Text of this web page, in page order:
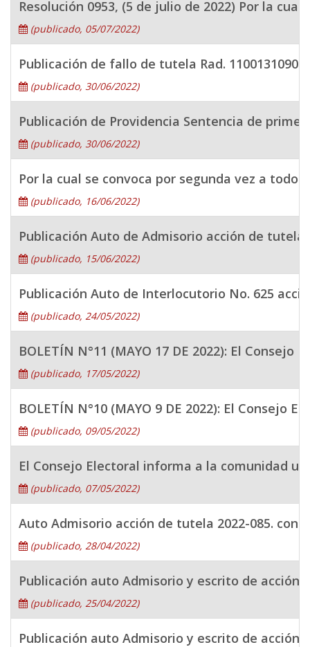
Resolución 0953, (5 de julio de 2022) Por la
(publicado, 05/07/2022)
Publicación de fallo de tutela Rad.
(publicado, 30/06/2022)
Publicación de Providencia Sentencia de
(publicado, 30/06/2022)
Por la cual se convoca por segunda vez a
(publicado, 16/06/2022)
Publicación Auto de Admisorio acción de tutela
(publicado, 15/06/2022)
Publicación Auto de Interlocutorio No. 625
(publicado, 24/05/2022)
BOLETÍN N°11 (MAYO 17 DE 2022): El
(publicado, 17/05/2022)
BOLETÍN N°10 (MAYO 9 DE 2022): El
(publicado, 09/05/2022)
El Consejo Electoral informa a la comunidad
(publicado, 07/05/2022)
Auto Admisorio acción de tutela 2022-085.
(publicado, 28/04/2022)
Publicación auto Admisorio y escrito de acción
(publicado, 25/04/2022)
Publicación auto Admisorio y escrito de acción